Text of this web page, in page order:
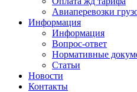
Авиаперевозки
Информация
Информация
Вопрос-ответ
Нормативные
Статьи
Новости
Контакты